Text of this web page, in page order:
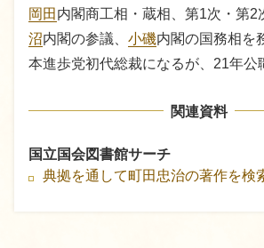
岡田 内閣商工相・蔵相、第1次・第2
沼内閣の参議、 小磯内閣の国務相を
本進歩党初代総裁になるが、21年公
関連資料
国立国会図書館サーチ
典拠を通して町田忠治の著作を検